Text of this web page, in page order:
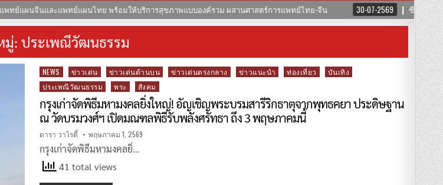
องค์รวม ผสานศาสตร์การแพทย์ไทย-จีน 30-07-2569 ซีรีย์”สงครามนางแบบโมเดล”ค่าย บริษัทแสงตะวันฟิล์ม” นำทีมโดยตั
มู่: ประเพณีวัฒนธรรม
Posted
in
NEWS ข่าวเด่น ข่าวเด่นด้านบน ข่าวเด่นตรงกลาง ข่าวแนะนำ ท่องเที่ยว
บันเทิง
ประเพณีวัฒนธรรม
พระ สังคม
กรุงเก่าจัดพิธีมหามงคลยิ่งใหญ่! อัญเชิญพระบรมสารีริกธาตุจากพุทธคยา ประดิษฐาน
ณ วัดบรมวงศ์ฯ เปิดมณฑลพิธีรับพลังศรัทธา ถึง 3 พฤษภาคมนี้
ดารา วาไรตี้ พฤษภาคม 1, 2569
กรุงเก่าจัดพิธีมหามงคลยิ่…
41 total views